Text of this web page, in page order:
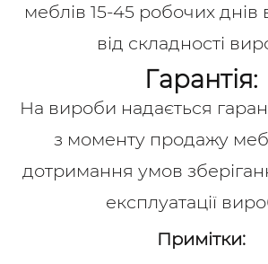
меблів 15-45 робочих днів
від складності
Гарантія:
На вироби надається
з моменту продажу
дотримання умов
експлуатації
Примітки: